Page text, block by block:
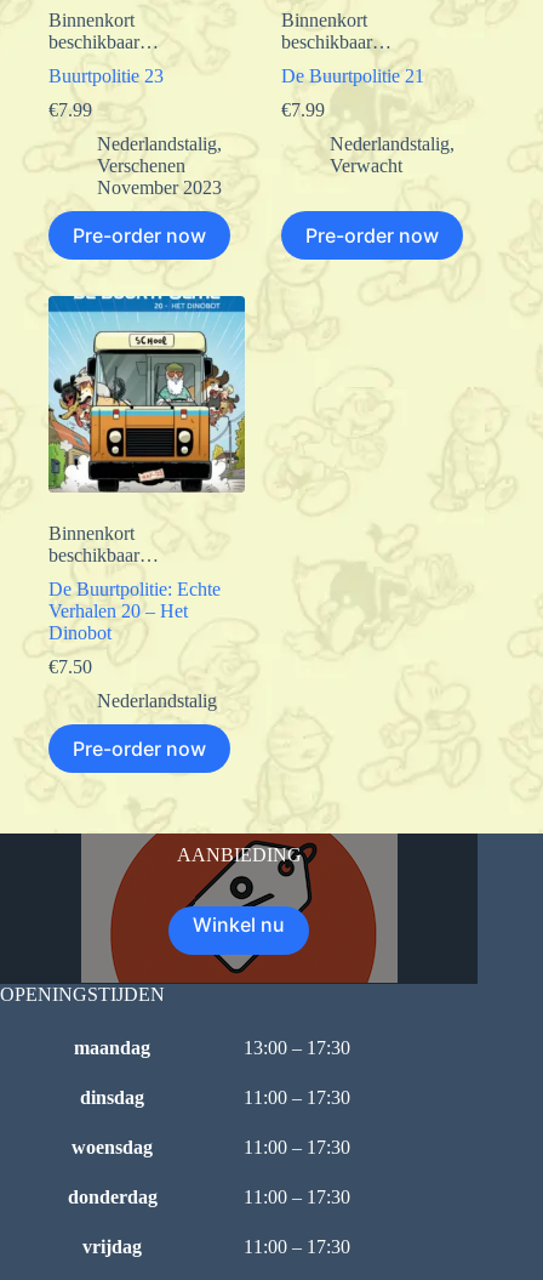
Binnenkort
beschikbaar…
Buurtpolitie 23
€7.99
Nederlandstalig,
Verschenen
November 2023
Pre-order now
Binnenkort
beschikbaar…
De Buurtpolitie 21
€7.99
Nederlandstalig,
Verwacht
Pre-order now
Binnenkort
beschikbaar…
De Buurtpolitie: Echte
Verhalen 20 – Het
Dinobot
€7.50
Nederlandstalig
Pre-order now
AANBIEDING
Winkel nu
OPENINGSTIJDEN
maandag 13:00 – 17:30
dinsdag 11:00 – 17:30
woensdag 11:00 – 17:30
donderdag 11:00 – 17:30
vrijdag 11:00 – 17:30